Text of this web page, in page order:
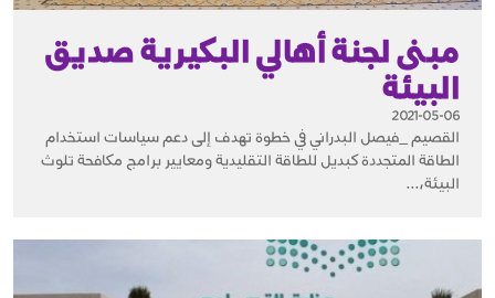
مبنى لجنة أهالي البكيرية صديق
البيئة
2021-05-06
القصيم _فيصل البدراني في خطوة تهدف إلى دعم سياسات استخدام
الطاقة المتجددة كبديل للطاقة التقليدية ومعايير برامج مكافحة تلوث
البيئة،...